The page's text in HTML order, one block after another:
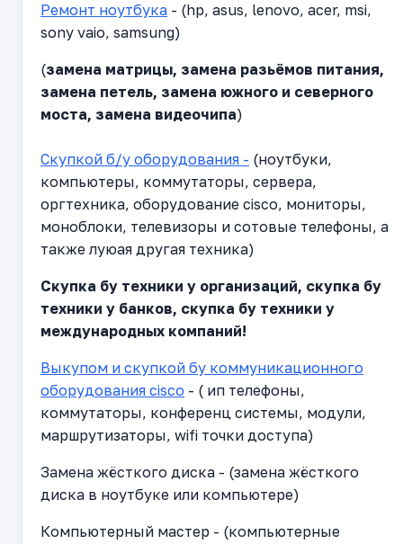
Ремонт ноутбука - (hp, asus, lenovo, acer, msi,
sony vaio, samsung)
(замена матрицы, замена разьёмов питания,
замена петель, замена южного и северного
моста, замена видеочипа)
Скупкой б/у оборудования - (ноутбуки,
компьютеры, коммутаторы, сервера,
оргтехника, оборудование cisco, мониторы,
моноблоки, телевизоры и сотовые телефоны, а
также луюая другая техника)
Cкупка бу техники у организаций, скупка бу
техники у банков, скупка бу техники у
международных компаний!
Выкупом и скупкой бу коммуникационного
оборудования cisco - ( ип телефоны,
коммутаторы, конференц системы, модули,
маршрутизаторы, wifi точки доступа)
Замена жёсткого диска - (замена жёсткого
диска в ноутбуке или компьютере)
Компьютерный мастер - (компьютерные